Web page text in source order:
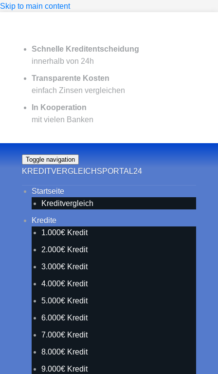
Skip to main content
Schnelle Kreditentscheidung
innerhalb von 24h
Transparente Kosten
einfach Zinsen vergleichen
In Kooperation
mit vielen Banken
Toggle navigation
KREDITVERGLEICHSPORTAL24
Startseite
Kreditvergleich
Kredite
1.000€ Kredit
2.000€ Kredit
3.000€ Kredit
4.000€ Kredit
5.000€ Kredit
6.000€ Kredit
7.000€ Kredit
8.000€ Kredit
9.000€ Kredit